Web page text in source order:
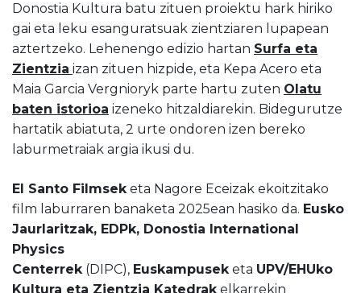
Donostia Kultura batu zituen proiektu hark hiriko
gai eta leku esanguratsuak zientziaren lupapean
aztertzeko. Lehenengo edizio hartan Surfa eta
Zientzia izan zituen hizpide, eta Kepa Acero eta
Maia Garcia Vergnioryk parte hartu zuten Olatu
baten istorioa izeneko hitzaldiarekin. Bidegurutze
hartatik abiatuta, 2 urte ondoren izen bereko
laburmetraiak argia ikusi du.
El Santo Filmseketa Nagore Eceizak ekoitzitako
film laburraren banaketa 2025ean hasiko da. Eusko
Jaurlaritzak, EDPk, Donostia International
Physics
Centerrek(DIPC), Euskampuseketa UPV/EHUko
Kultura eta Zientzia Katedrakelkarrekin